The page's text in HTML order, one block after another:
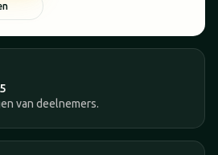
van deelnemers.